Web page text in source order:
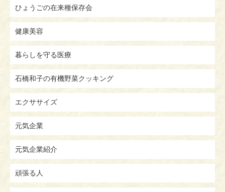
ひょうごの在来種保存会
健康美容
暮らしを守る医療
石橋和子の有機野菜クッキング
エクササイズ
元気企業
元気企業紹介
頑張る人